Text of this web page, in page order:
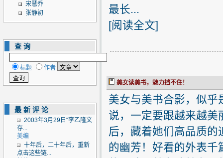
宋慧乔
张静初
查询
标题 作者
最新评论
2003年3月29日“李乙隆文
存...
美编
十年后，二十年后，重新
点击这些链...
最长...
[阅读全文]
美女读美书，魅力挡不住！
美女与美书合影，似
说，一定要跟越来越
后，藏着她们高品质
的幽芳！好看的外表